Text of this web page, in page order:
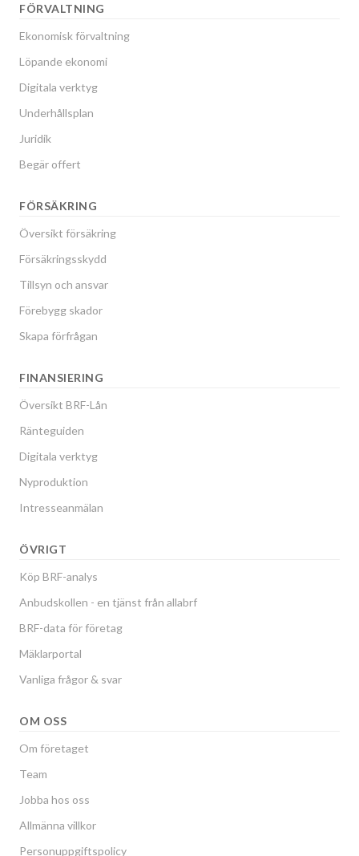
FÖRVALTNING
Ekonomisk förvaltning
Löpande ekonomi
Digitala verktyg
Underhållsplan
Juridik
Begär offert
FÖRSÄKRING
Översikt försäkring
Försäkringsskydd
Tillsyn och ansvar
Förebygg skador
Skapa förfrågan
FINANSIERING
Översikt BRF-Lån
Ränteguiden
Digitala verktyg
Nyproduktion
Intresseanmälan
ÖVRIGT
Köp BRF-analys
Anbudskollen - en tjänst från allabrf
BRF-data för företag
Mäklarportal
Vanliga frågor & svar
OM OSS
Om företaget
Team
Jobba hos oss
Allmänna villkor
Personuppgiftspolicy